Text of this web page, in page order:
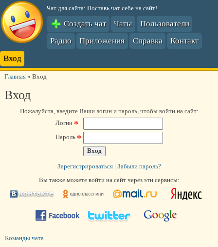
Чат для сайта: Поставь чат себе на сайт!
Создать чат Чаты
Пользователи
Радио
Приложения Справка
Контакт
Вход
Главная» Вход
Вход
Пожалуйста, введите Ваши логин и пароль, чтобы войти на сайт:
Логин *
Пароль *
Зарегистрироваться| Забыли пароль?
Вы также можете войти на сайт через эти сервисы:
Команды чата